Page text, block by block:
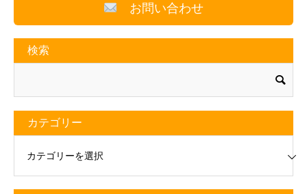
お問い合わせ
検索
カテゴリー